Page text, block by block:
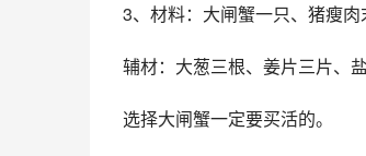
3、材料：大闸蟹一只、猪瘦肉
辅材：大葱三根、姜片三片、
选择大闸蟹一定要买活的。